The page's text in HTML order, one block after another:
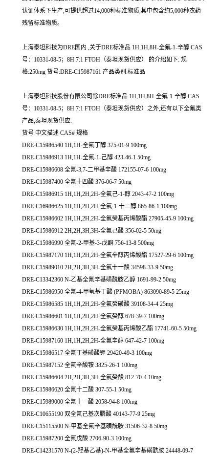
认证体系下生产,可提供超过14,000种标准物质,其中包含约5,000种农药
残留标准物质。
上海泰坦科技为DRE国内 ,关于DRE标准品 1H,1H,8H-全氟-1-辛醇 CAS
号：10331-08-5；8H 7:1 FTOH（泰坦现货供应） 的介绍如下: 规
格:250mg 货号:DRE-C15987161 产品类别:标准品
上海泰坦科技股份有限公司除DRE标准品 1H,1H,8H-全氟-1-辛醇 CAS
号：10331-08-5；8H 7:1 FTOH（泰坦现货供应）之外,还有以下全氟类
产品,泰坦现货供应:
货号 中文描述 CAS# 规格
DRE-C15986540 1H,1H-全氟丁醇 375-01-9 100mg
DRE-C15986913 1H,1H-全氟-1-己醇 423-46-1 50mg
DRE-C15986608 全氟-3,7-二甲基辛酸 172155-07-6 100mg
DRE-C15987400 全氟十四酸 376-06-7 50mg
DRE-C15986915 1H,1H,2H,2H-全氟己-1-醇 2043-47-2 100mg
DRE-C16986625 1H,1H,2H,2H-全氟-1-十二醇 865-86-1 100mg
DRE-C15986602 1H,1H,2H,2H-全氟癸基丙烯酸酯 27905-45-9 100mg
DRE-C15986912 2H,2H,3H,3H-全氟己酸 356-02-5 50mg
DRE-C15986990 全氟-2-甲基-3-戊酮 756-13-8 500mg
DRE-C15987170 1H,1H,2H,2H-全氟辛醇丙烯酸酯 17527-29-6 100mg
DRE-C15989010 2H,2H,3H,3H-全氟十一酸 34598-33-9 50mg
DRE-C13342360 N-乙基全氟辛基磺酰胺乙醇 1691-99-2 50mg
DRE-C15986950 全氟-4-甲氧基丁酸 (PFMOBA) 863090-89-5 25mg
DRE-C15986585 1H,1H,2H,2H-全氟癸磺酸 39108-34-4 25mg
DRE-C15986601 1H,1H,2H,2H-全氟癸醇 678-39-7 100mg
DRE-C15986630 1H,1H,2H,2H-全氟癸基丙烯酸乙酯 17741-60-5 50mg
DRE-C15987160 1H,1H,2H,2H-全氟辛醇 647-42-7 100mg
DRE-C15986517 全氟丁基磺酸钾 29420-49-3 100mg
DRE-C15987152 全氟辛酸铵 3825-26-1 100mg
DRE-C15986604 2H,2H,3H,3H-全氟癸酸 812-70-4 10mg
DRE-C15986620 全氟十二酸 307-55-1 50mg
DRE-C15989000 全氟十一酸 2058-94-8 100mg
DRE-C10655190 双全氟己基次膦酸 40143-77-9 25mg
DRE-C15115500 N-甲基全氟辛基磺酰胺 31506-32-8 50mg
DRE-C15987200 全氟戊酸 2706-90-3 100mg
DRE-C14231570 N-(2-羟基乙基)-N-甲基全氟辛基磺酰胺 24448-09-7